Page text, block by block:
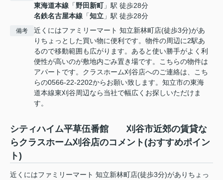
東海道本線 「野田新町」駅 徒歩28分
名鉄名古屋本線 「知立 」駅 徒歩28分
備考
近くにはファミリーマート 知立新林町店(徒歩3分)があ
りちょっとした買い物に便利です。物件の周辺に2駅あ
るので移動範囲も広がります。あると使い勝手がよく利
便性が高いのが敷地内ごみ置き場です。こちらの物件は
アパートです。クラスホーム刈谷店へのご連絡は、こち
らの0566-22-2202からお願い致します。知立市の東海
道本線東刈谷周辺なら当社で幅広くお探しいただけま
す。
シティハイム平草伍番館 刈谷市近郊の賃貸な
らクラスホーム刈谷店のコメント(おすすめポイン
ト)
近くにはファミリーマート 知立新林町店(徒歩3分)がありちょっ